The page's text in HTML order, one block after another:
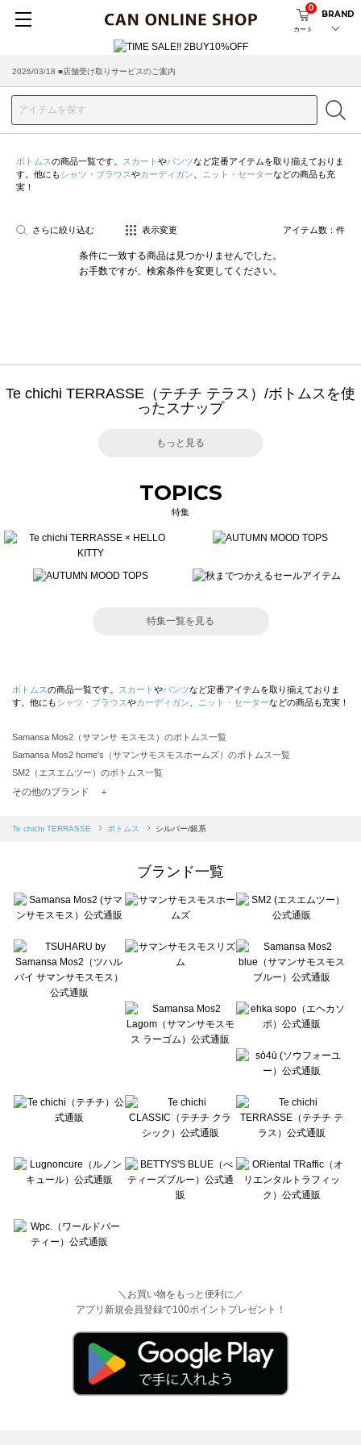
カート
0
BRAND
2026/03/18 ■店舗受け取りサービスのご案内
ボトムスの商品一覧です。 スカート やパンツなど定番アイテムを取り揃えておりま
す。他にもシャツ・ブラウスやカーディガン ニット・セーターなどの商品も充
実！
さらに絞り込む 表示変更 アイテム数： 件
条件に一致する商品は見つかりませんでした。
お手数ですが、検索条件を変更してください。
Te chichi TERRASSE（テチチ テラス）/ボトムスを使
ったスナップ
もっと見る
TOPICS
特集
特集一覧を見る
ボトムスの商品一覧です。 スカート やパンツなど定番アイテムを取り揃えておりま
す。他にもシャツ・ブラウスやカーディガン ニット・セーターなどの商品も充実！
Samansa Mos2（サマンサ モスモス）のボトムス一覧
Samansa Mos2 home's（サマンサモスモスホームズ）のボトムス一覧
SM2（エスエムツー）のボトムス一覧
TSUHARU by Samansa Mos2（ツハルバイサマンサモスモス）のボトムス一覧
Samansa Mos2 blue（サマンサモスモス ブルー）のボトムス一覧
sō4ū（ソウフォーユー）のボトムス一覧
Te chichi（テチチ）のボトムス一覧
Te chichi CLASSIC（テチチ クラシック）のボトムス一覧
Lugnoncure（ルノンキュール）のボトムス一覧
BETTY'S BLUE（べティーズブルー）のボトムス一覧
Wpc.（ワールドパーティー）のボトムス一覧
その他のブランド ＋
Te chichi TERRASSE ボトムス シルバー/銀系
ブランド一覧
＼お買い物をもっと便利に／
アプリ新規会員登録で100ポイントプレゼント！